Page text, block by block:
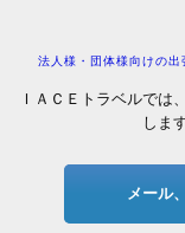
法人様・団体様向けの
ＩＡＣＥトラベルでは
しま
メール